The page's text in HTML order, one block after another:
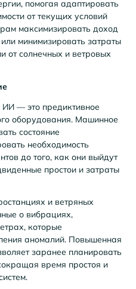
помогая адаптировать
от текущих условий
максимизировать доход
минимизировать затраты
от солнечных и ветровых
— это предиктивное
оборудования. Машинное
состояние
необходимость
до того, как они выйдут
простои и затраты
и ветряных
о вибрациях,
которые
аномалий. Повышенная
заранее планировать
время простоя и